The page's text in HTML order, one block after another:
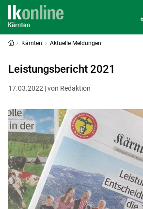
Kärnten Aktuelle Meldungen
Leistungsbericht 2021
17.03.2022 | von Redaktion